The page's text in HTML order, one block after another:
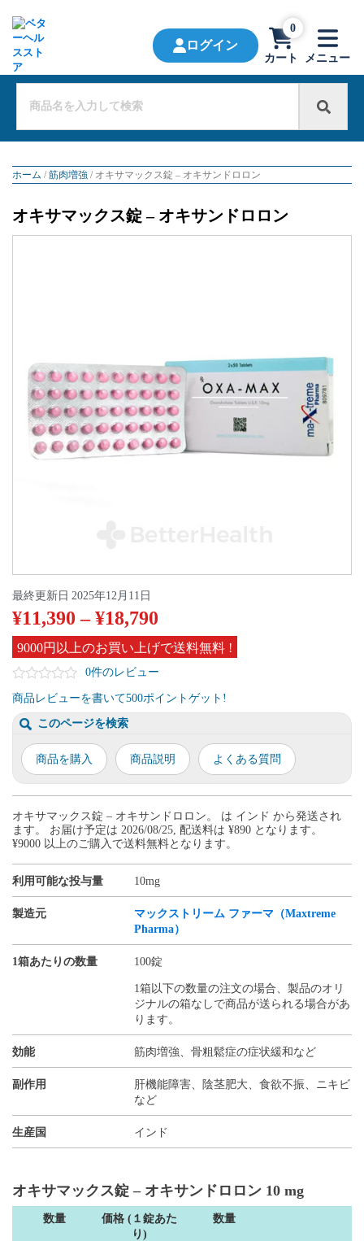
ログイン
カート
0
メニュー
ホーム /筋肉増強 / オキサマックス錠 – オキサンドロロン
オキサマックス錠 – オキサンドロロン
¥11,390 –¥18,790
9000円以上のお買い上げで送料無料 !
最終更新日 2025年12月11日
0件のレビュー
商品レビューを書いて500ポイントゲット!
このページを検索
商品を購入 商品説明 よくある質問
オキサマックス錠 – オキサンドロロン。 は インド から発送され
ます。 お届け予定は 2026/08/25, 配送料は ¥890 となります。
¥9000 以上のご購入で送料無料となります。
利用可能な投与量 10mg
製造元
マックストリーム ファーマ（Maxtreme
Pharma）
1箱あたりの数量 100錠
1箱以下の数量の注文の場合、製品のオリ
ジナルの箱なしで商品が送られる場合があ
ります。
効能 筋肉増強、骨粗鬆症の症状緩和など
副作用
肝機能障害、陰茎肥大、食欲不振、ニキビ
など
生産国 インド
オキサマックス錠 – オキサンドロロン 10 mg
数量
価格 (１錠あた
り)
数量